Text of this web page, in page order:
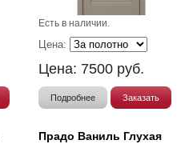
Есть в наличии.
Цена:
Цена: 7500 руб.
Подробнее Заказать
Прадо Ваниль Глухая